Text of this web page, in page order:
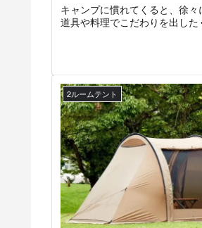
キャンプに慣れてくると、徐
道具や料理でこだわりを出し
2ルームテント